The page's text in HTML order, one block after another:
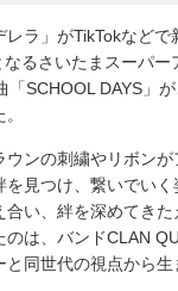
ラ」がTikTokなどで
るさいたまスーパ
SCHOOL DAYS」
ンの刺繍やリボン
見つけ、繋いでい
い、絆を深めてきた
は、バンドCLAN
同世代の視点から生